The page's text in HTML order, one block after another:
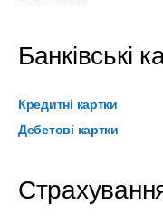
Банківські
Кредитні картки
Дебетові картки